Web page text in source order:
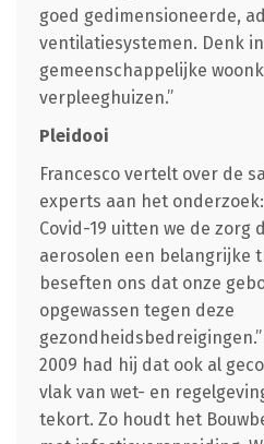
goed gedimensioneerde,
ventilatiesystemen. Denk
gemeenschappelijke
verpleeghuizen.”
Pleidooi
Francesco vertelt over de
experts aan het
Covid-19 uitten we de zorg
aerosolen een belangrijke
beseften ons dat onze
opgewassen tegen deze
2009 had hij dat ook al
vlak van wet- en
tekort. Zo houdt het